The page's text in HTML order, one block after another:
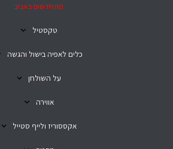
מתחדשים באביב
טקסטיל
כלים לאפיה בישול והגשה
על השולחן
אווירה
אקססוריז ולייף סטייל